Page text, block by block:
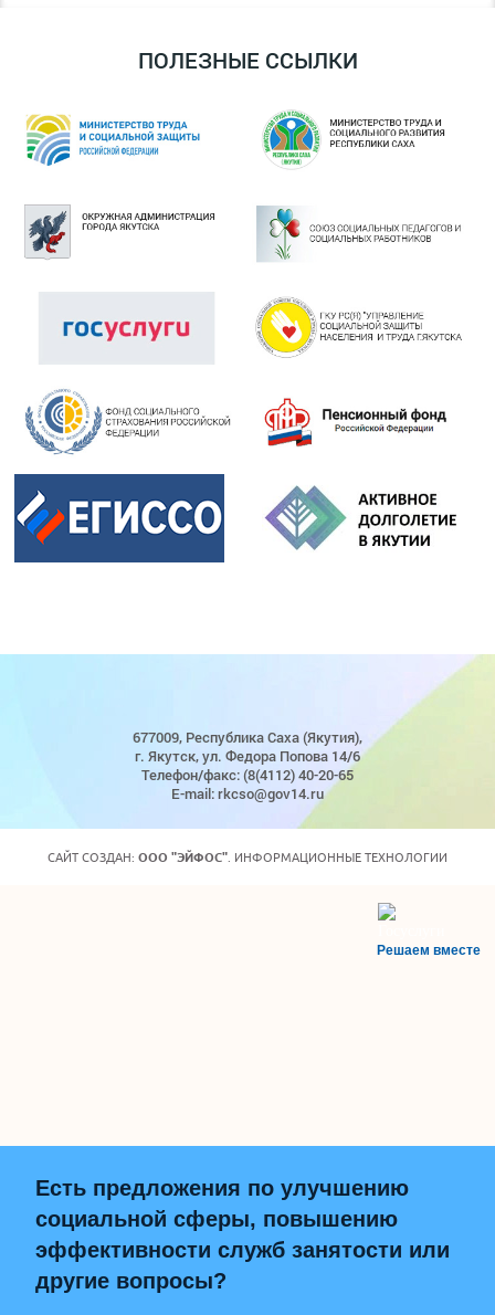
ПОЛЕЗНЫЕ ССЫЛКИ
677009, Республика Саха (Якутия),
г. Якутск, ул. Федора Попова 14/6
Телефон/факс: (8(4112) 40-20-65
E-mail: rkcso@gov14.ru
САЙТ СОЗДАН: ООО "ЭЙФОС" . ИНФОРМАЦИОННЫЕ ТЕХНОЛОГИИ
Решаем вместе
Есть предложения по улучшению
социальной сферы, повышению
эффективности служб занятости или
другие вопросы?